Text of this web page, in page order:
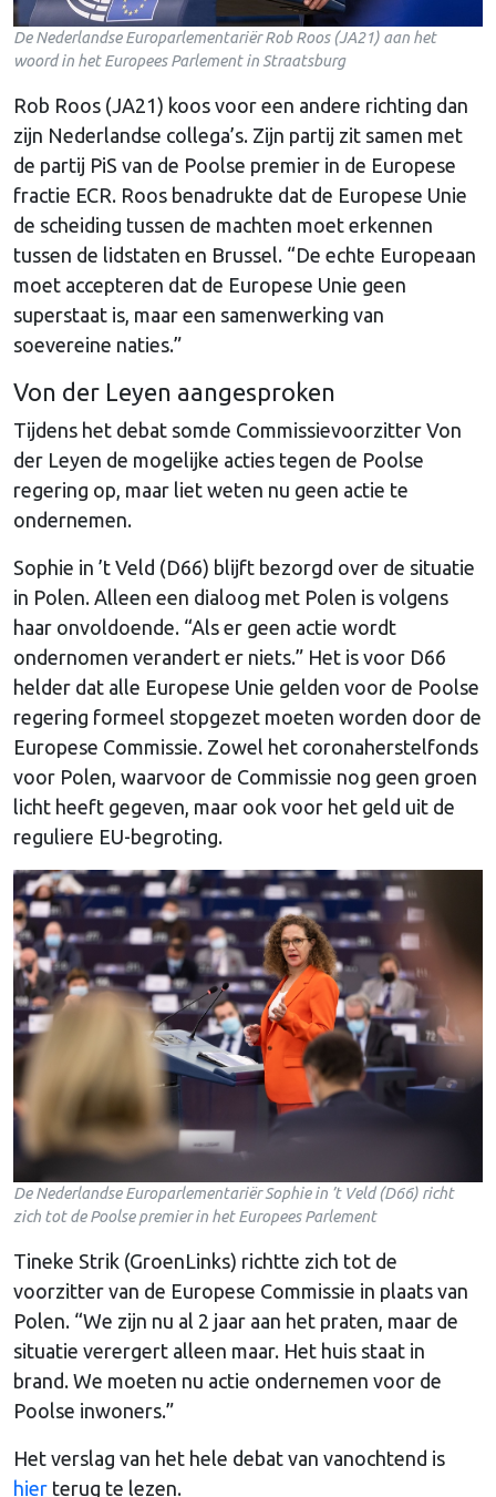
De Nederlandse Europarlementariër Rob Roos (JA21) aan het
woord in het Europees Parlement in Straatsburg
Rob Roos (JA21) koos voor een andere richting dan
zijn Nederlandse collega’s. Zijn partij zit samen met
de partij PiS van de Poolse premier in de Europese
fractie ECR. Roos benadrukte dat de Europese Unie
de scheiding tussen de machten moet erkennen
tussen de lidstaten en Brussel. “De echte Europeaan
moet accepteren dat de Europese Unie geen
superstaat is, maar een samenwerking van
soevereine naties.”
Von der Leyen aangesproken
Tijdens het debat somde Commissievoorzitter Von
der Leyen de mogelijke acties tegen de Poolse
regering op, maar liet weten nu geen actie te
ondernemen.
Sophie in ’t Veld (D66) blijft bezorgd over de situatie
in Polen. Alleen een dialoog met Polen is volgens
haar onvoldoende. “Als er geen actie wordt
ondernomen verandert er niets.” Het is voor D66
helder dat alle Europese Unie gelden voor de Poolse
regering formeel stopgezet moeten worden door de
Europese Commissie. Zowel het coronaherstelfonds
voor Polen, waarvoor de Commissie nog geen groen
licht heeft gegeven, maar ook voor het geld uit de
reguliere EU-begroting.
De Nederlandse Europarlementariër Sophie in ’t Veld (D66) richt
zich tot de Poolse premier in het Europees Parlement
Tineke Strik (GroenLinks) richtte zich tot de
voorzitter van de Europese Commissie in plaats van
Polen. “We zijn nu al 2 jaar aan het praten, maar de
situatie verergert alleen maar. Het huis staat in
brand. We moeten nu actie ondernemen voor de
Poolse inwoners.”
Het verslag van het hele debat van vanochtend is
hier terug te lezen.